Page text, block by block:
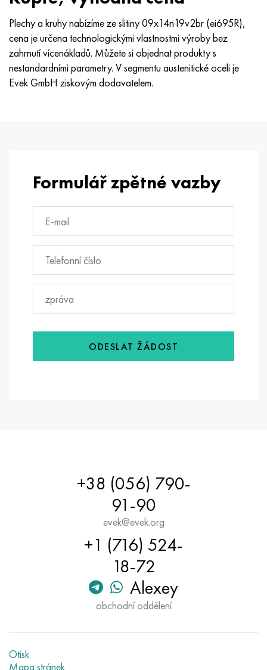
Plechy a kruhy nabízíme ze slitiny 09x14n19v2br (ei695R),
cena je určena technologickými vlastnostmi výroby bez
zahrnutí vícenákladů. Můžete si objednat produkty s
nestandardními parametry. V segmentu austenitické oceli je
Evek GmbH ziskovým dodavatelem.
Formulář zpětné vazby
ODESLAT ŽÁDOST
+38 (056) 790-
91-90
evek@evek.org
+1 (716) 524-
18-72
Alexey
obchodní oddělení
Otisk
Mapa stránek